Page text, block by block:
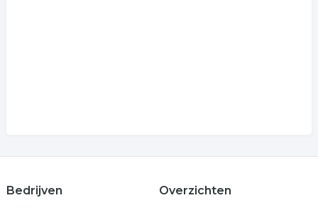
Bedrijven Overzichten